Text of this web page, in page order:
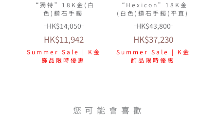
“獨特”18K金(白
色)鑽石手鐲
HK$14,050
HK$11,942
Summer Sale | K金
飾品限時優惠
“Hexicon”18K金
(白色)鑽石手鐲(平直)
HK$43,800
HK$37,230
Summer Sale | K金
飾品限時優惠
您可能會喜歡